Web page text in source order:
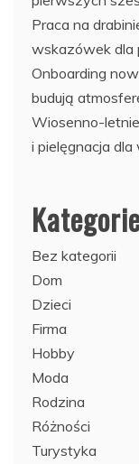
Praca na
wskazówek dla
Onboarding
budują
Wiosenno-
i pielęgnacja
Bez kategorii
Dom
Dzieci
Firma
Hobby
Moda
Rodzina
Różności
Turystyka